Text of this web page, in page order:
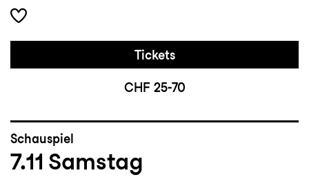
Tickets
CHF 25-70
Schauspiel
7.11 Samstag